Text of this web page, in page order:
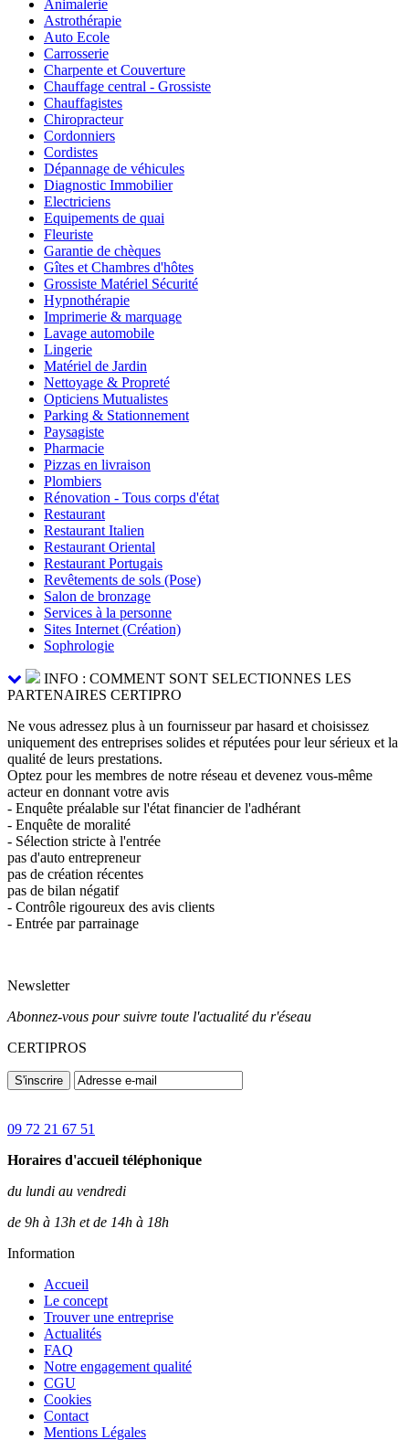
Animalerie
Astrothérapie
Auto Ecole
Carrosserie
Charpente et Couverture
Chauffage central - Grossiste
Chauffagistes
Chiropracteur
Cordonniers
Cordistes
Dépannage de véhicules
Diagnostic Immobilier
Electriciens
Equipements de quai
Fleuriste
Garantie de chèques
Gîtes et Chambres d'hôtes
Grossiste Matériel Sécurité
Hypnothérapie
Imprimerie & marquage
Lavage automobile
Lingerie
Matériel de Jardin
Nettoyage & Propreté
Opticiens Mutualistes
Parking & Stationnement
Paysagiste
Pharmacie
Pizzas en livraison
Plombiers
Rénovation - Tous corps d'état
Restaurant
Restaurant Italien
Restaurant Oriental
Restaurant Portugais
Revêtements de sols (Pose)
Salon de bronzage
Services à la personne
Sites Internet (Création)
Sophrologie
INFO : COMMENT SONT SELECTIONNES LES
PARTENAIRES CERTIPRO
Ne vous adressez plus à un fournisseur par hasard et choisissez
uniquement des entreprises solides et réputées pour leur sérieux et la
qualité de leurs prestations.
Optez pour les membres de notre réseau et devenez vous-même
acteur en donnant votre avis
- Enquête préalable sur l'état financier de l'adhérant
- Enquête de moralité
- Sélection stricte à l'entrée
pas d'auto entrepreneur
pas de création récentes
pas de bilan négatif
- Contrôle rigoureux des avis clients
- Entrée par parrainage
Newsletter
Abonnez-vous pour suivre toute l'actualité du r'éseau
CERTIPROS
S'inscrire
09 72 21 67 51
Horaires d'accueil téléphonique
du lundi au vendredi
de 9h à 13h et de 14h à 18h
Information
Accueil
Le concept
Trouver une entreprise
Actualités
FAQ
Notre engagement qualité
CGU
Cookies
Contact
Mentions Légales